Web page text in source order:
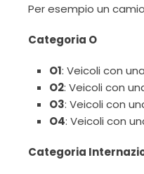
Per esempio un
Categoria O
O1: Veicoli con
O2: Veicoli con
O3: Veicoli con
O4: Veicoli con
Categoria